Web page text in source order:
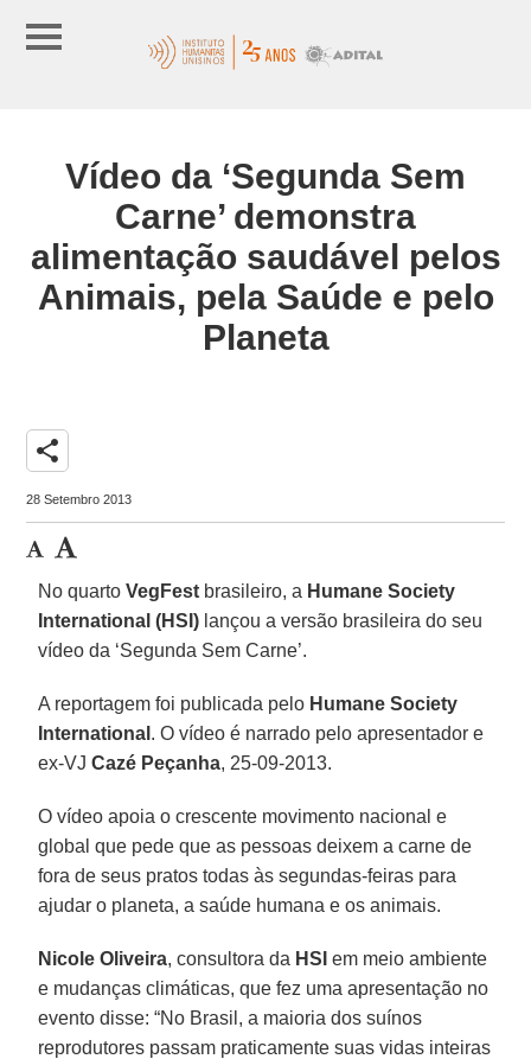
Vídeo da ‘Segunda Sem
Carne’ demonstra
alimentação saudável pelos
Animais, pela Saúde e pelo
Planeta
share
28 Setembro 2013
No quartoVegFest brasileiro, a Humane Society
International (HSI) lançou a versão brasileira do seu
vídeo da ‘Segunda Sem Carne’.
A reportagem foi publicada pelo Humane Society
International . O vídeo é narrado pelo apresentador e
ex-VJCazé Peçanha, 25-09-2013.
O vídeo apoia o crescente movimento nacional e
global que pede que as pessoas deixem a carne de
fora de seus pratos todas às segundas-feiras para
ajudar o planeta, a saúde humana e os animais.
Nicole Oliveira, consultora da HSI em meio ambiente
e mudanças climáticas, que fez uma apresentação no
evento disse: “No Brasil, a maioria dos suínos
reprodutores passam praticamente suas vidas inteiras